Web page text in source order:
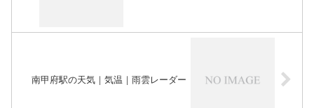
南甲府駅の天気｜気温｜雨雲レーダー